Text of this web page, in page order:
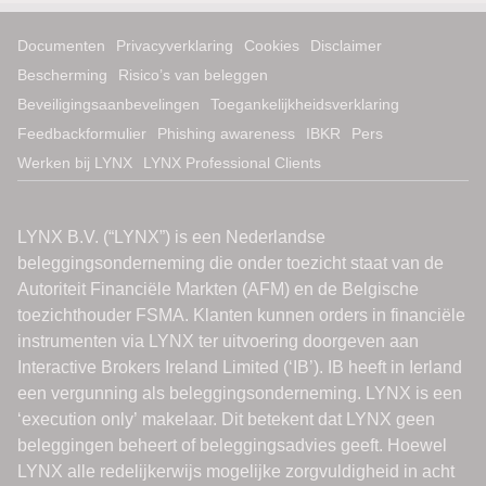
Documenten Privacyverklaring Cookies
Disclaimer
Bescherming
Risico’s van beleggen
Beveiligingsaanbevelingen
Toegankelijkheidsverklaring
Feedbackformulier
Phishing awareness IBKR
Pers
Werken bij LYNX
LYNX Professional Clients